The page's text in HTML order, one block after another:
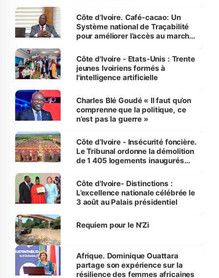
Côte d’Ivoire. Café-cacao: Un
Système national de Traçabilité
pour améliorer l’accès au marché
Côte d'Ivoire - Etats-Unis : Trente
jeunes Ivoiriens formés à
l'intelligence artificielle
Charles Blé Goudé « Il faut qu’on
comprenne que la politique, ce
n’est pas la guerre »
Côte d’Ivoire - Insécurité foncière.
Le Tribunal ordonne la démolition
de 1 405 logements inaugurés
Bassam
Côte d'Ivoire- Distinctions :
L’excellence nationale célébrée le
3 août au Palais présidentiel
Requiem pour le N’Zi
Afrique. Dominique Ouattara
partage son expérience sur la
résilience des femmes africaines